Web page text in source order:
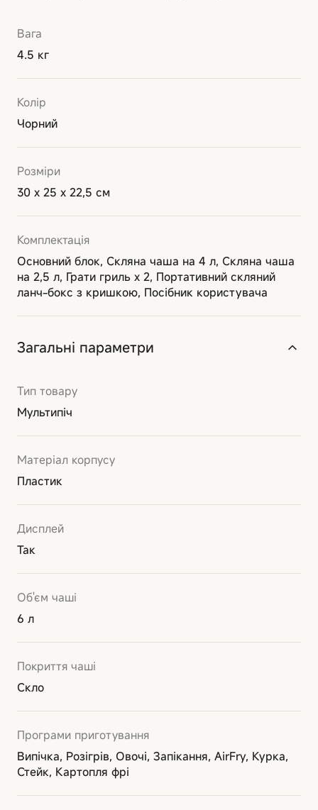
Вага
4.5 кг
Колір
Чорний
Розміри
30 х 25 х 22,5 см
Комплектація
Основний блок, Скляна чаша на 4 л, Скляна чаша
на 2,5 л, Грати гриль х 2, Портативний скляний
ланч-бокс з кришкою, Посібник користувача
Загальні параметри
Тип товару
Мультипіч
Матеріал корпусу
Пластик
Дисплей
Так
Об'єм чаші
6 л
Покриття чаші
Скло
Програми приготування
Випічка, Розігрів, Овочі, Запікання, AirFry, Курка,
Стейк, Картопля фрі